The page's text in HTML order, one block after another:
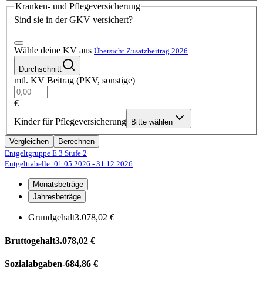
Kranken- und Pflegeversicherung
Sind sie in der GKV versichert?
Wähle deine KV aus Übersicht Zusatzbeitrag 2026
Durchschnitt
mtl. KV Beitrag (PKV, sonstige)
€
Kinder für Pflegeversicherung
Bitte wählen
Vergleichen
Berechnen
Entgeltgruppe E 3 Stufe 2
Entgelttabelle: 01.05.2026 - 31.12.2026
Monatsbeträge
Jahresbeträge
Grundgehalt3.078,02 €
Bruttogehalt3.078,02 €
Sozialabgaben-684,86 €